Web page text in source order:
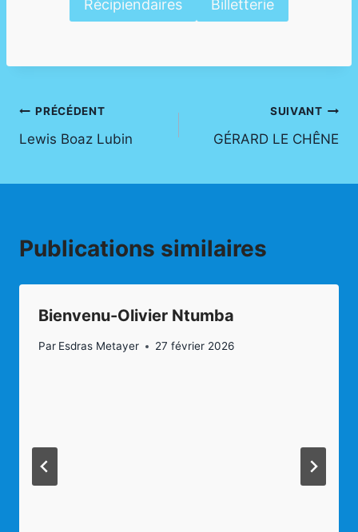
Récipiendaires Billetterie
Navigation
de
l’article
PRÉCÉDENT
Lewis Boaz Lubin
SUIVANT
GÉRARD LE CHÊNE
Publications similaires
Bienvenu-Olivier Ntumba
Par Esdras Metayer 27 février 2026